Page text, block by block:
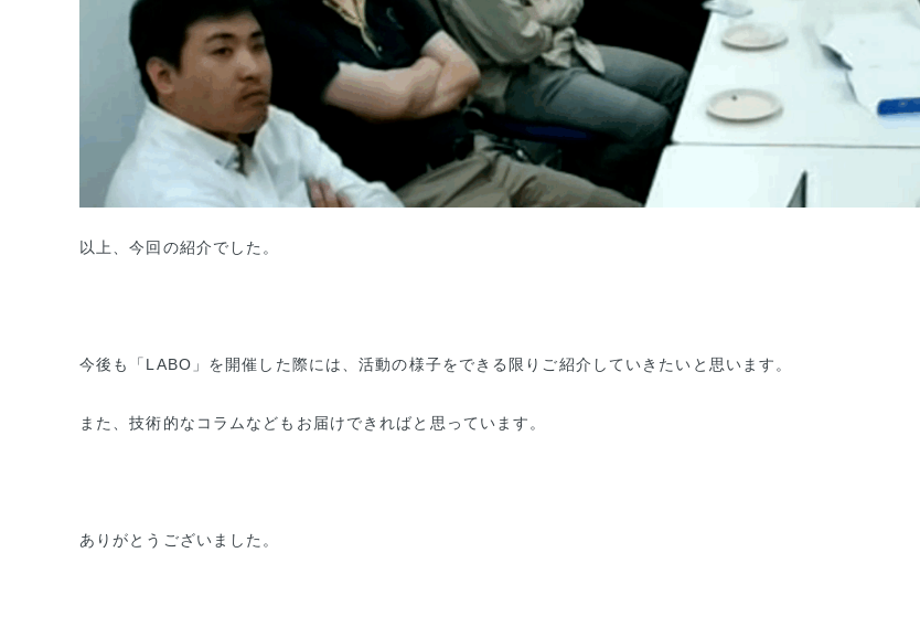
以上、今回の紹介でした。
今後も「LABO」を開催した際には、活動の様子をできる限りご紹介していきたいと思います。
また、技術的なコラムなどもお届けできればと思っています。
ありがとうございました。